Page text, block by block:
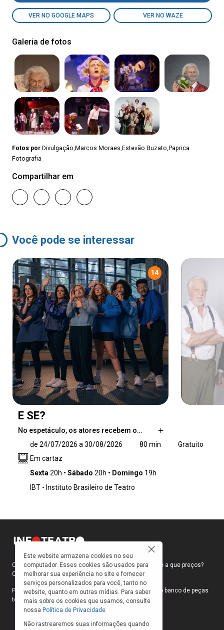
VER NO GOOGLE MAPS VER NO WAZE
Galeria de fotos
Fotos por Divulgação,Marcos Moraes,Estevão Buzato,Paprica
Fotografia
Compartilhar em
Você pode se interessar
14
E SE?
No espetáculo, os atores recebem o…
em cena, com luzes acesas e portas abertas,
para que todos entrem juntos no jogo teatral.
A cidade não figura como o “lado de fora” do
estrutura que alterna cenas curtas, conversas,
que são temas que geram forte identificação
em quem vive na metrópole
de 24/07/2026 a 30/08/2026 80 min
Gratuito
Em cartaz
Sexta 20h Sábado 20h Domingo 19h
IBT - Instituto Brasileiro de Teatro
Como faço para ir ao teatro? Onde compro ingressos e a que preços?
Quais peças estão em cartaz?
Para responder a essas e outras perguntas, criamos o banco de peças
teatrais do INFOTEATRO.
Este website armazena cookies no seu
computador. Esses cookies são usados para
melhorar sua experiência no site e fornecer
serviços personalizados para você, tanto no
website, quanto em outras mídias. Para saber
mais sobre os cookies que usamos, consulte
nossa Política de Privacidade
Não rastrearemos suas informações quando